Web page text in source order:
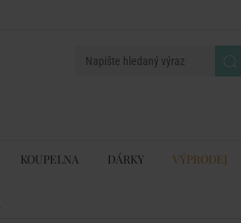
KOUPELNA DÁRKY VÝPRODEJ